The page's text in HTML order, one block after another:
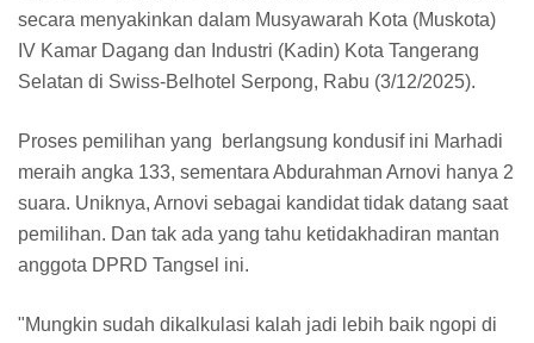
secara menyakinkan dalam Musyawarah Kota (Muskota)
IV Kamar Dagang dan Industri (Kadin) Kota Tangerang
Selatan di Swiss-Belhotel Serpong, Rabu (3/12/2025).
Proses pemilihan yang berlangsung kondusif ini Marhadi
meraih angka 133, sementara Abdurahman Arnovi hanya 2
suara. Uniknya, Arnovi sebagai kandidat tidak datang saat
pemilihan. Dan tak ada yang tahu ketidakhadiran mantan
anggota DPRD Tangsel ini.
"Mungkin sudah dikalkulasi kalah jadi lebih baik ngopi di